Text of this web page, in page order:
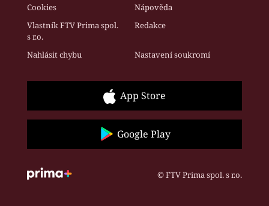
Cookies
Nápověda
Vlastník FTV Prima spol.
s r.o.
Redakce
Nahlásit chybu Nastavení soukromí
App Store
Google Play
© FTV Prima spol. s r.o.